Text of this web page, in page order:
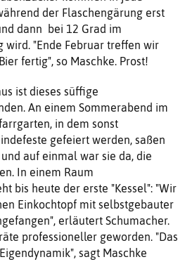
der Flaschengärung erst
dann bei 12 Grad im
wird. "Ende Februar treffen wir
fertig", so Maschke. Prost!
ist dieses süffige
An einem Sommerabend im
in dem sonst
gefeiert werden, saßen
auf einmal war sie da, die
In einem Raum
bis heute der erste "Kessel": "Wir
Einkochtopf mit selbstgebauter
erläutert Schumacher.
professioneller geworden. "Das
sagt Maschke